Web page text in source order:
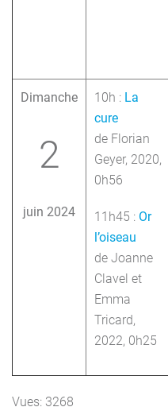
Dimanche
2
juin 2024
10h : La
cure
de Florian
Geyer, 2020,
0h56
11h45 : Or
l’oiseau
de Joanne
Clavel et
Emma
Tricard,
2022, 0h25
Vues: 3268